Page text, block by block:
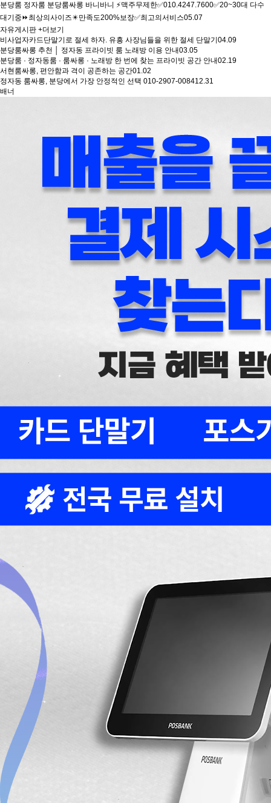
분당룸 정자룸 분당룸싸롱 바니바니 ⚡맥주무제한✅010.4247.7600✅20~30대 다수
대기중⏩최상의사이즈✴️만족도200%보장✅최고의서비스05.07
자유게시판 +더보기
비사업자카드단말기로 절세 하자. 유흥 사장님들을 위한 절세 단말기 04.09
분당룸싸롱 추천 │ 정자동 프라이빗 룸 노래방 이용 안내03.05
분당룸 · 정자동룸 · 룸싸롱 · 노래방 한 번에 찾는 프라이빗 공간 안내02.19
서현룸싸롱, 편안함과 격이 공존하는 공간01.02
정자동 룸싸롱, 분당에서 가장 안정적인 선택 010-2907-008412.31
배너